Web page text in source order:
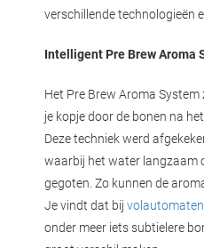
verschillende technologieën
Intelligent Pre Brew Aroma
Het Pre Brew Aroma System
je kopje door de bonen na
Deze techniek werd
waarbij het water langzaam
gegoten. Zo kunnen de
Je vindt dat bij volautomaten
onder meer iets subtielere